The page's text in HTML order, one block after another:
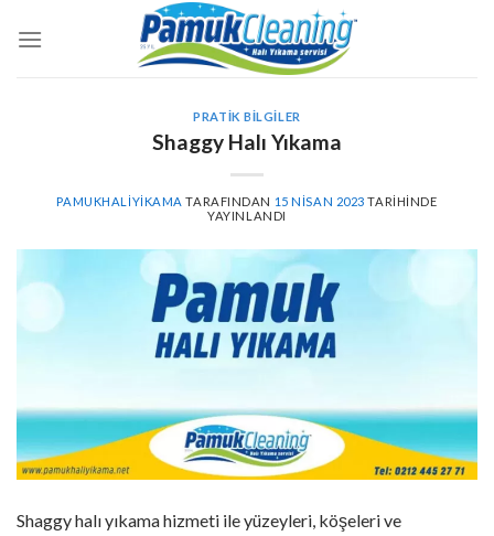
atla
PRATIK BILGILER
Shaggy Halı Yıkama
PAMUKHALIYIKAMA TARAFINDAN 15 NISAN 2023 TARIHINDE
YAYINLANDI
Shaggy halı yıkama hizmeti ile yüzeyleri, köşeleri ve